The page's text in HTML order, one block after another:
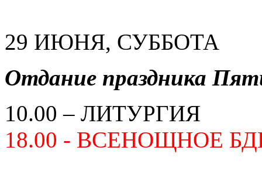
29 ИЮНЯ, СУББОТА
Отдание праздника
10.00 – ЛИТУРГИЯ
18.00 - ВСЕНОЩНОЕ